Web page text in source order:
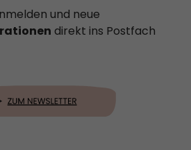
und neue
direkt ins Postfach